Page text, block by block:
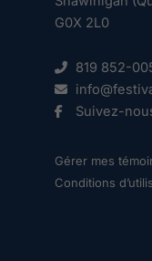
G0X 2L0
819 852-
Suivez-
Gérer mes
Conditions